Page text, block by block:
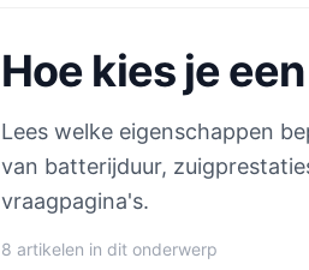
Hoe kies je
Lees welke eigenschappen
van batterijduur,
vraagpagina's.
8 artikelen in dit onderwerp